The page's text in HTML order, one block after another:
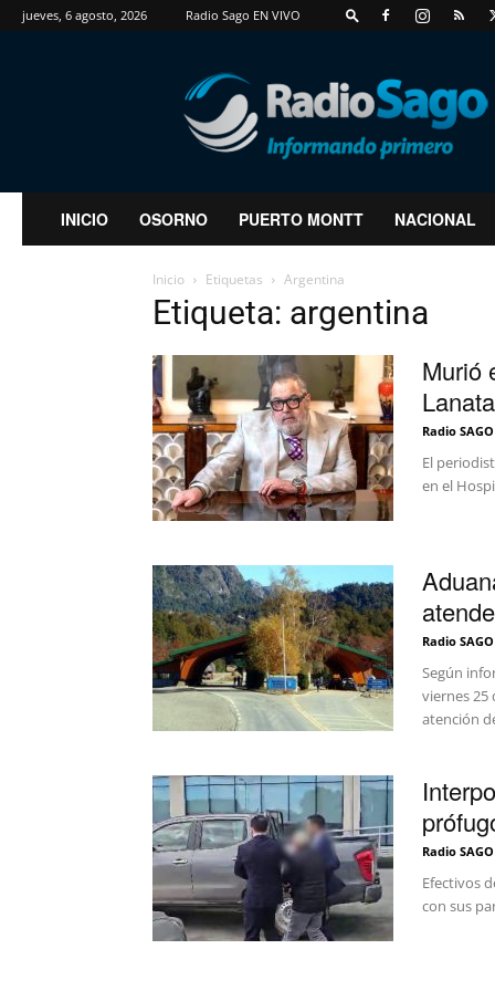
jueves, 6 agosto, 2026 Radio Sago EN VIVO
RadioSago
INICIO OSORNO PUERTO MONTT NACIONAL
Inicio Etiquetas Argentina
Etiqueta: argentina
Murió
Radio SAGO
El
en el
Radio SAGO
Según
viernes 25
atención
Radio SAGO
Efectivos
con sus